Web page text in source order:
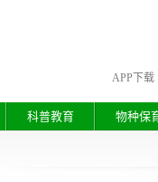
APP下载
科普教育 物种保